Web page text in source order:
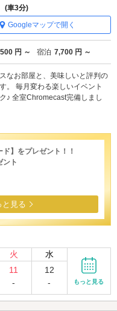
(車3分)
Googleマップで開く
円 ～ 宿泊 7,700 円 ～
なお部屋と、美味しいと評判の
。 毎月変わる楽しいイベント
♪ 全室Chromecast完備しまし
】をプレゼント！！
ト
と見る
火 水
11
-
12
-
もっと見る